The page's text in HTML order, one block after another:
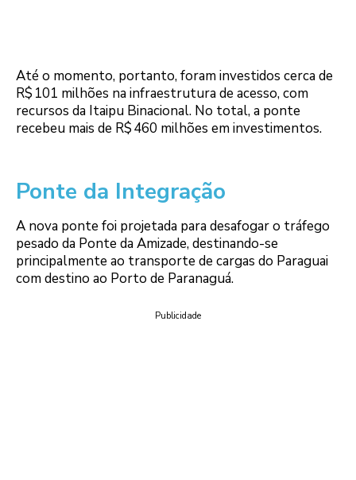
Até o momento, portanto, foram investidos cerca de
R$ 101 milhões na infraestrutura de acesso, com
recursos da Itaipu Binacional. No total, a ponte
recebeu mais de R$ 460 milhões em investimentos.
Ponte da Integração
A nova ponte foi projetada para desafogar o tráfego
pesado da Ponte da Amizade, destinando-se
principalmente ao transporte de cargas do Paraguai
com destino ao Porto de Paranaguá.
Publicidade